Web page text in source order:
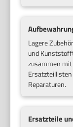
Lagere
und
zusammen
Reparaturen.
Ersatzteile